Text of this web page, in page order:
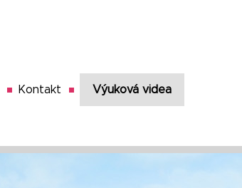
Kontakt Výuková videa